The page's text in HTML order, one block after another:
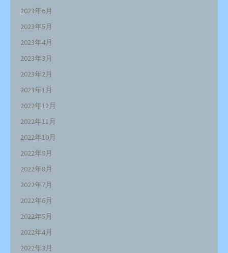
2023年6月
2023年5月
2023年4月
2023年3月
2023年2月
2023年1月
2022年12月
2022年11月
2022年10月
2022年9月
2022年8月
2022年7月
2022年6月
2022年5月
2022年4月
2022年3月